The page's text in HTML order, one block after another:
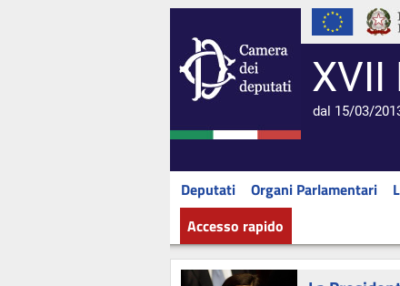
XVII
dal 15/03/
Deputati Organi Parlamentari
Accesso rapido